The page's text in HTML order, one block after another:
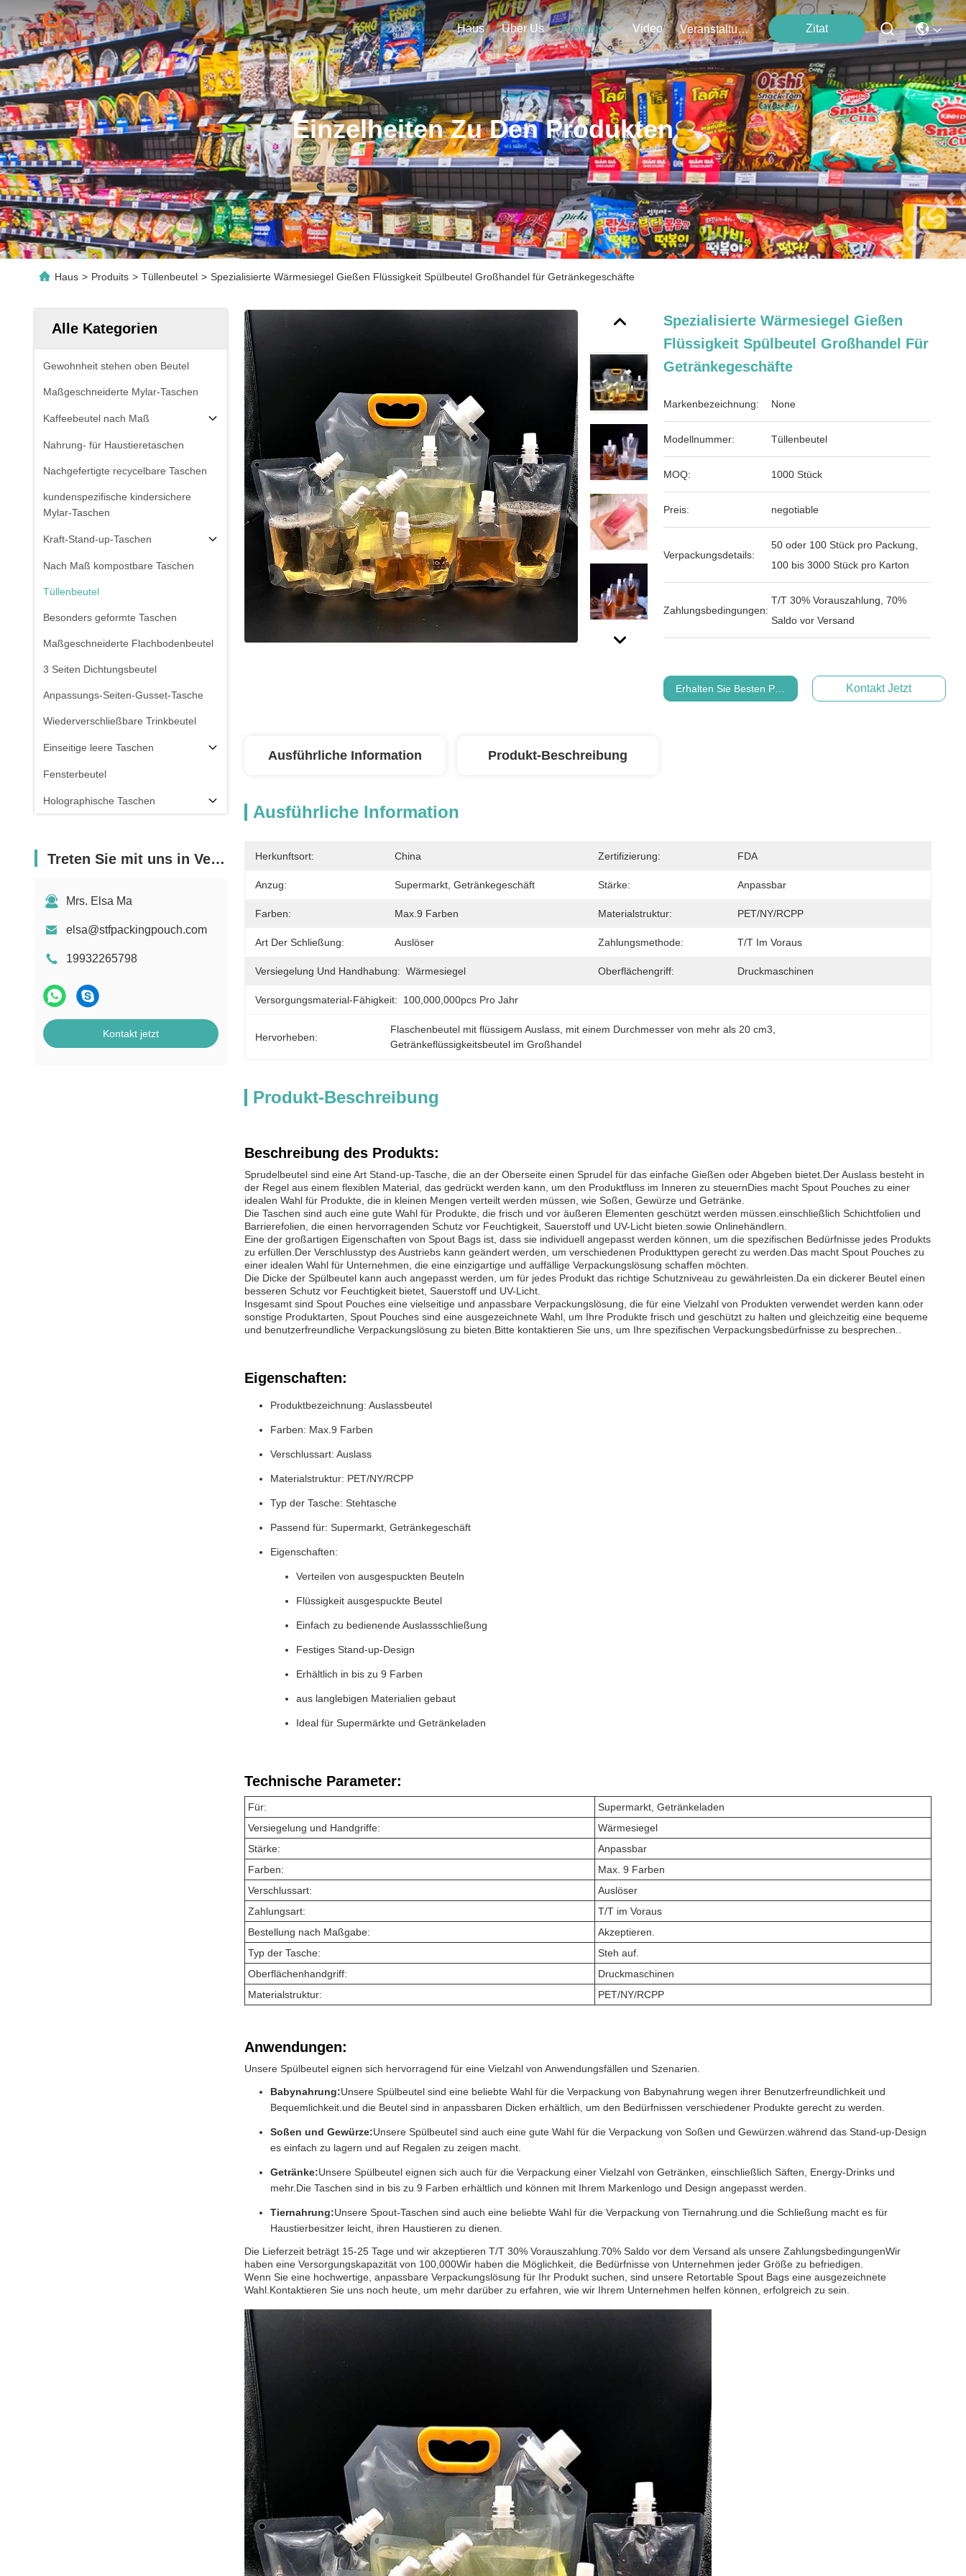
Haus Über Us Produits Video Veranstaltungen Zitat
Einzelheiten Zu Den Produkten
Haus > Produits > Tüllenbeutel > Spezialisierte Wärmesiegel Gießen Flüssigkeit Spülbeutel Großhandel für Getränkegeschäfte
Alle Kategorien
Gewohnheit stehen oben Beutel
Maßgeschneiderte Mylar-Taschen
Kaffeebeutel nach Maß
Nahrung- für Haustieretaschen
Nachgefertigte recycelbare Taschen
kundenspezifische kindersichere
Mylar-Taschen
Kraft-Stand-up-Taschen
Nach Maß kompostbare Taschen
Tüllenbeutel
Besonders geformte Taschen
Maßgeschneiderte Flachbodenbeutel
3 Seiten Dichtungsbeutel
Anpassungs-Seiten-Gusset-Tasche
Wiederverschließbare Trinkbeutel
Einseitige leere Taschen
Fensterbeutel
Holographische Taschen
Vorräte
Treten Sie mit uns in Verbindung
Mrs. Elsa Ma
elsa@stfpackingpouch.com
19932265798
Kontakt jetzt
Spezialisierte Wärmesiegel Gießen
Flüssigkeit Spülbeutel Großhandel Für
Getränkegeschäfte
Markenbezeichnung: None
Modellnummer: Tüllenbeutel
MOQ: 1000 Stück
Preis: negotiable
Verpackungsdetails:
50 oder 100 Stück pro Packung,
100 bis 3000 Stück pro Karton
Zahlungsbedingungen:
T/T 30% Vorauszahlung, 70%
Saldo vor Versand
Erhalten Sie Besten Preis Kontakt Jetzt
Ausführliche Information Produkt-Beschreibung
Ausführliche Information
Herkunftsort: China Zertifizierung: FDA
Anzug: Supermarkt, Getränkegeschäft Stärke: Anpassbar
Farben: Max.9 Farben Materialstruktur: PET/NY/RCPP
Art Der Schließung: Auslöser Zahlungsmethode: T/T Im Voraus
Versiegelung Und Handhabung: Wärmesiegel Oberflächengriff: Druckmaschinen
Versorgungsmaterial-Fähigkeit: 100,000,000pcs Pro Jahr
Hervorheben:
Flaschenbeutel mit flüssigem Auslass mit einem Durchmesser von mehr als 20 cm3
Getränkeflüssigkeitsbeutel im Großhandel
Produkt-Beschreibung
Beschreibung des Produkts:
Sprudelbeutel sind eine Art Stand-up-Tasche, die an der Oberseite einen Sprudel für das einfache Gießen oder Abgeben bietet.Der Auslass besteht in
der Regel aus einem flexiblen Material, das gedrückt werden kann, um den Produktfluss im Inneren zu steuernDies macht Spout Pouches zu einer
idealen Wahl für Produkte, die in kleinen Mengen verteilt werden müssen, wie Soßen, Gewürze und Getränke.
Die Taschen sind auch eine gute Wahl für Produkte, die frisch und vor äußeren Elementen geschützt werden müssen.einschließlich Schichtfolien und
Barrierefolien, die einen hervorragenden Schutz vor Feuchtigkeit, Sauerstoff und UV-Licht bieten.sowie Onlinehändlern.
Eine der großartigen Eigenschaften von Spout Bags ist, dass sie individuell angepasst werden können, um die spezifischen Bedürfnisse jedes Produkts
zu erfüllen.Der Verschlusstyp des Austriebs kann geändert werden, um verschiedenen Produkttypen gerecht zu werden.Das macht Spout Pouches zu
einer idealen Wahl für Unternehmen, die eine einzigartige und auffällige Verpackungslösung schaffen möchten.
Die Dicke der Spülbeutel kann auch angepasst werden, um für jedes Produkt das richtige Schutzniveau zu gewährleisten.Da ein dickerer Beutel einen
besseren Schutz vor Feuchtigkeit bietet, Sauerstoff und UV-Licht.
Insgesamt sind Spout Pouches eine vielseitige und anpassbare Verpackungslösung, die für eine Vielzahl von Produkten verwendet werden kann.oder
sonstige Produktarten, Spout Pouches sind eine ausgezeichnete Wahl, um Ihre Produkte frisch und geschützt zu halten und gleichzeitig eine bequeme
und benutzerfreundliche Verpackungslösung zu bieten.Bitte kontaktieren Sie uns, um Ihre spezifischen Verpackungsbedürfnisse zu besprechen..
Eigenschaften:
Produktbezeichnung: Auslassbeutel
Farben: Max.9 Farben
Verschlussart: Auslass
Materialstruktur: PET/NY/RCPP
Typ der Tasche: Stehtasche
Passend für: Supermarkt, Getränkegeschäft
Eigenschaften:
Verteilen von ausgespuckten Beuteln
Flüssigkeit ausgespuckte Beutel
Einfach zu bedienende Auslassschließung
Festiges Stand-up-Design
Erhältlich in bis zu 9 Farben
aus langlebigen Materialien gebaut
Ideal für Supermärkte und Getränkeladen
Technische Parameter:
Für:
Supermarkt, Getränkeladen
Versiegelung und Handgriffe:
Wärmesiegel
Stärke:
Anpassbar
Farben:
Max. 9 Farben
Verschlussart:
Auslöser
Zahlungsart:
T/T im Voraus
Bestellung nach Maßgabe:
Akzeptieren.
Typ der Tasche:
Steh auf.
Oberflächenhandgriff:
Druckmaschinen
Materialstruktur:
PET/NY/RCPP
Anwendungen:
Unsere Spülbeutel eignen sich hervorragend für eine Vielzahl von Anwendungsfällen und Szenarien.
Babynahrung:Unsere Spülbeutel sind eine beliebte Wahl für die Verpackung von Babynahrung wegen ihrer Benutzerfreundlichkeit und
Bequemlichkeit.und die Beutel sind in anpassbaren Dicken erhältlich, um den Bedürfnissen verschiedener Produkte gerecht zu werden.
Soßen und Gewürze:Unsere Spülbeutel sind auch eine gute Wahl für die Verpackung von Soßen und Gewürzen.während das Stand-up-Design
es einfach zu lagern und auf Regalen zu zeigen macht.
Getränke:Unsere Spülbeutel eignen sich auch für die Verpackung einer Vielzahl von Getränken, einschließlich Säften, Energy-Drinks und
mehr.Die Taschen sind in bis zu 9 Farben erhältlich und können mit Ihrem Markenlogo und Design angepasst werden.
Tiernahrung:Unsere Spout-Taschen sind auch eine beliebte Wahl für die Verpackung von Tiernahrung.und die Schließung macht es für
Haustierbesitzer leicht, ihren Haustieren zu dienen.
Die Lieferzeit beträgt 15-25 Tage und wir akzeptieren T/T 30% Vorauszahlung.70% Saldo vor dem Versand als unsere ZahlungsbedingungenWir
haben eine Versorgungskapazität von 100,000Wir haben die Möglichkeit, die Bedürfnisse von Unternehmen jeder Größe zu befriedigen.
Wenn Sie eine hochwertige, anpassbare Verpackungslösung für Ihr Produkt suchen, sind unsere Retortable Spout Bags eine ausgezeichnete
Wahl.Kontaktieren Sie uns noch heute, um mehr darüber zu erfahren, wie wir Ihrem Unternehmen helfen können, erfolgreich zu sein.